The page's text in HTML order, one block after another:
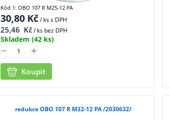
30,80 Kč/ kss DPH
25,46 Kč/ ks bez DPH
Skladem (42 ks)
Koupit
Kód 1: OBO 107 R M25-12 PA
redukce OBO 107 R M32-12 PA /2030632/